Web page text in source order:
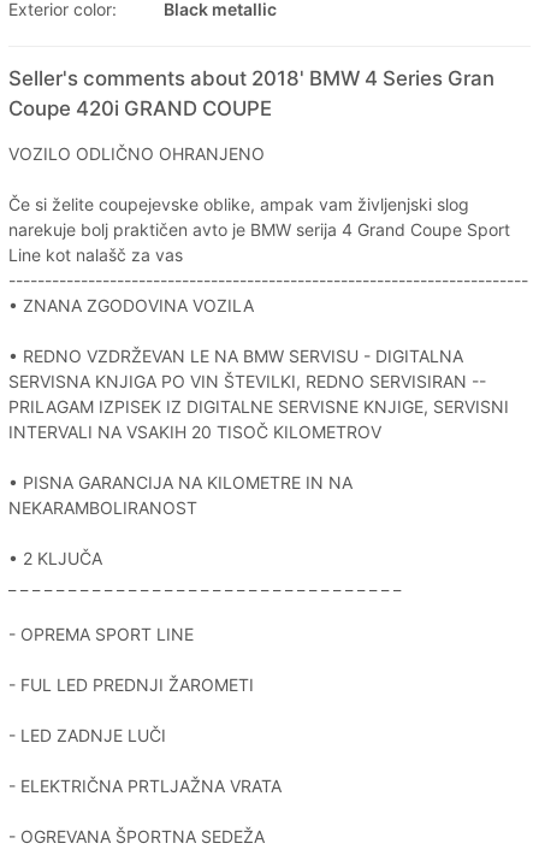
Exterior color:
Black metallic
Seller's comments about 2018' BMW 4 Series Gran
Coupe 420i GRAND COUPE
VOZILO ODLIČNO OHRANJENO
Če si želite coupejevske oblike, ampak vam življenjski slog
narekuje bolj praktičen avto je BMW serija 4 Grand Coupe Sport
Line kot nalašč za vas
------------------------------------------------------------------------
• ZNANA ZGODOVINA VOZILA
• REDNO VZDRŽEVAN LE NA BMW SERVISU - DIGITALNA
SERVISNA KNJIGA PO VIN ŠTEVILKI, REDNO SERVISIRAN --
PRILAGAM IZPISEK IZ DIGITALNE SERVISNE KNJIGE, SERVISNI
INTERVALI NA VSAKIH 20 TISOČ KILOMETROV
• PISNA GARANCIJA NA KILOMETRE IN NA
NEKARAMBOLIRANOST
• 2 KLJUČA
- OPREMA SPORT LINE
- FUL LED PREDNJI ŽAROMETI
- LED ZADNJE LUČI
- ELEKTRIČNA PRTLJAŽNA VRATA
- OGREVANA ŠPORTNA SEDEŽA